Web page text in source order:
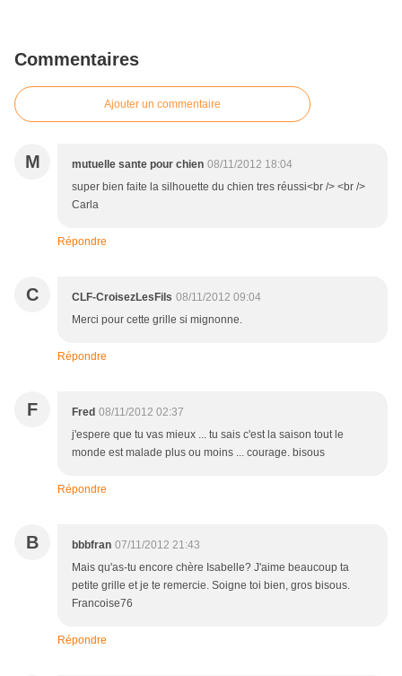
Commentaires
Ajouter un commentaire
M mutuelle sante pour chien 08/11/2012 18:04
super bien faite la silhouette du chien tres réussi<br /> <br />
Carla
Répondre
C CLF-CroisezLesFils 08/11/2012 09:04
Merci pour cette grille si mignonne.
Répondre
F Fred 08/11/2012 02:37
j'espere que tu vas mieux ... tu sais c'est la saison tout le
monde est malade plus ou moins ... courage. bisous
Répondre
B bbbfran 07/11/2012 21:43
Mais qu'as-tu encore chère Isabelle? J'aime beaucoup ta
petite grille et je te remercie. Soigne toi bien, gros bisous.
Francoise76
Répondre